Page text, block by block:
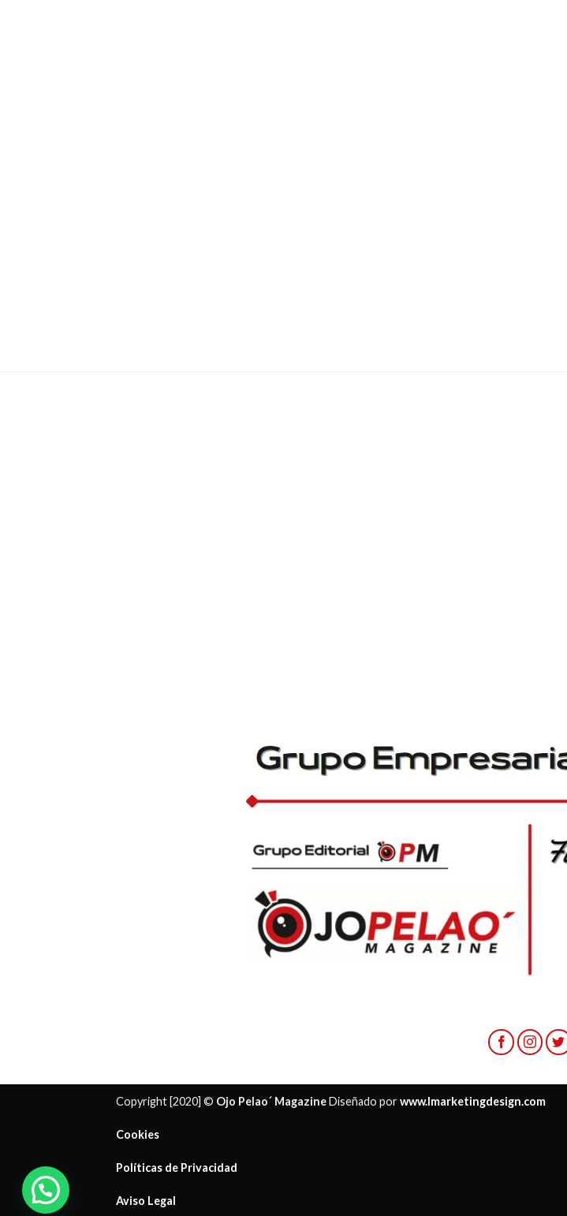
Copyright [2020] © Ojo Pelao´ MagazineDiseñado porwww.lmarketingdesign.com
Cookies
Políticas de Privacidad
Aviso Legal